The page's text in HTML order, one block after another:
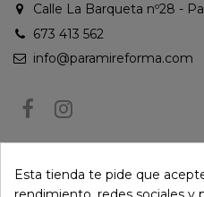
Calle La Barqueta nº28 -
673 413 562
info@paramireforma.com
Esta tienda te pide que